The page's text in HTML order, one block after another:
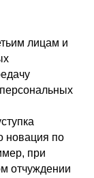
лицам и
новация по
при
отчуждении